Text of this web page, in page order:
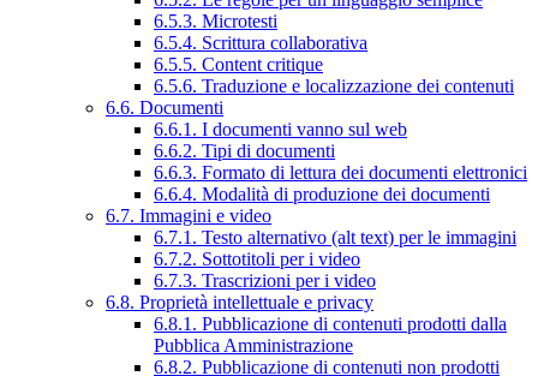
6.5.3. Microtesti
6.5.4. Scrittura collaborativa
6.5.5. Content critique
6.5.6. Traduzione e localizzazione dei contenuti
6.6. Documenti
6.6.1. I documenti vanno sul web
6.6.2. Tipi di documenti
6.6.3. Formato di lettura dei documenti elettronici
6.6.4. Modalità di produzione dei documenti
6.7. Immagini e video
6.7.1. Testo alternativo (alt text) per le immagini
6.7.2. Sottotitoli per i video
6.7.3. Trascrizioni per i video
6.8. Proprietà intellettuale e privacy
6.8.1. Pubblicazione di contenuti prodotti dalla
Pubblica Amministrazione
6.8.2. Pubblicazione di contenuti non prodotti